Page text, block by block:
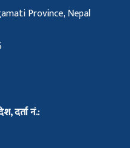
Province, Nepal
दर्ता नं.: